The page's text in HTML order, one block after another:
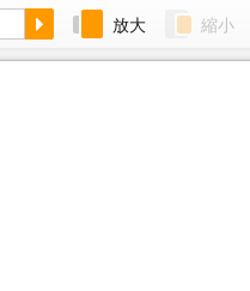
放大 縮小